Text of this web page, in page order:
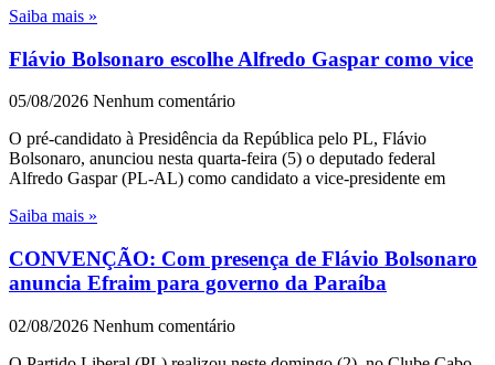
Saiba mais »
Flávio Bolsonaro escolhe Alfredo Gaspar como vice
05/08/2026 Nenhum comentário
O pré-candidato à Presidência da República pelo PL, Flávio
Bolsonaro, anunciou nesta quarta-feira (5) o deputado federal
Alfredo Gaspar (PL-AL) como candidato a vice-presidente em
Saiba mais »
CONVENÇÃO: Com presença de Flávio Bolsonaro
anuncia Efraim para governo da Paraíba
02/08/2026 Nenhum comentário